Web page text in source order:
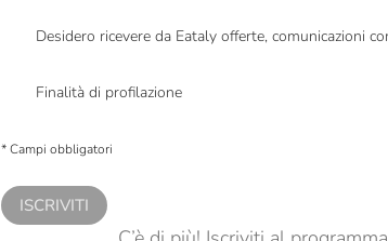
Fontanafredda
Galup
Giardiniera Di Morgan
Giusti
Desidero ricevere da Eataly offerte, comunicazioni
Finalità di profilazione
* Campi obbligatori
ISCRIVITI